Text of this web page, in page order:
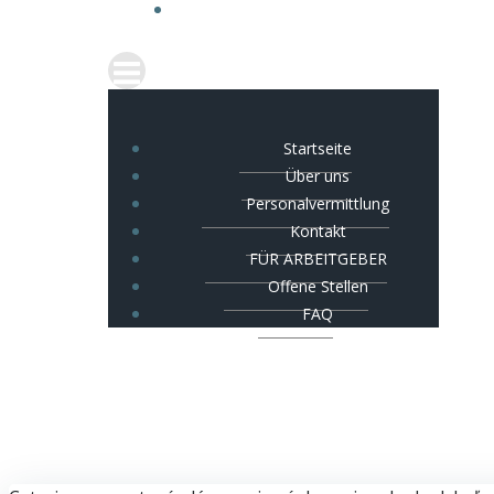
Startseite
Über uns
Personalvermittlung
Kontakt
FÜR ARBEITGEBER
Offene Stellen
FAQ